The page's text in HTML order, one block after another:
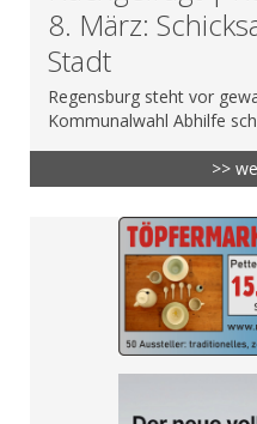
8. März:
Stadt
Regensburg steht vor
Kommunalwahl Abhilfe
>>